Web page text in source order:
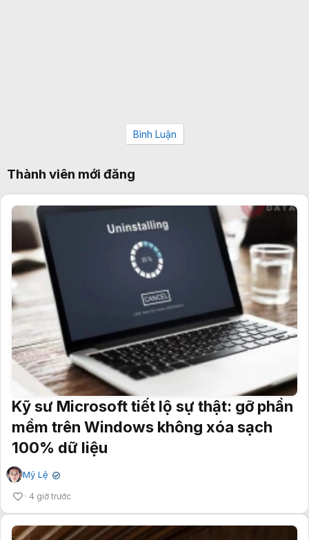
Bình Luận
Thành viên mới đăng
Kỹ sư Microsoft tiết lộ sự thật: gỡ phần
mềm trên Windows không xóa sạch
100% dữ liệu
Mỹ Lệ ✔
4 giờ trước